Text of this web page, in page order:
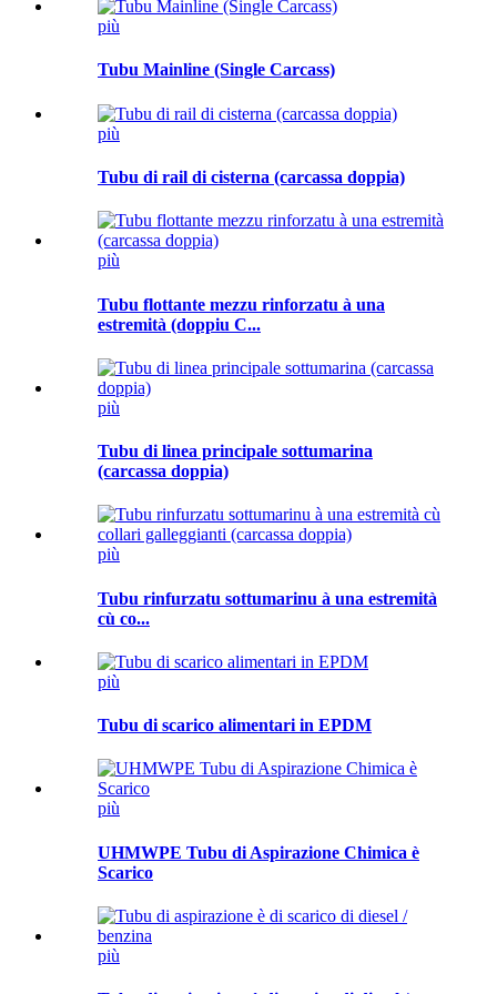
più
Tubu Mainline (Single Carcass)
più
Tubu di rail di cisterna (carcassa doppia)
più
Tubu flottante mezzu rinforzatu à una
estremità (doppiu C...
più
Tubu di linea principale sottumarina
(carcassa doppia)
più
Tubu rinfurzatu sottumarinu à una estremità
cù co...
più
Tubu di scarico alimentari in EPDM
più
UHMWPE Tubu di Aspirazione Chimica è
Scarico
più